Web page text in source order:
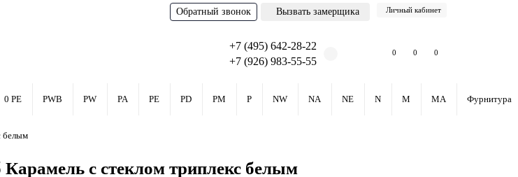
Обратный звонок Вызвать замерщика Личный кабинет
+7 (495) 642-28-22
+7 (926) 983-55-55
0 0 0
0 PE PWB PW PA PE PD PM P NW NA NE N M MA Фурнитура
белым
с стеклом триплекс белым